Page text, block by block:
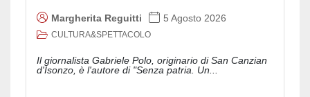
Margherita Reguitti 5 Agosto 2026
CULTURA&SPETTACOLO
Il giornalista Gabriele Polo, originario di San Canzian
d'Isonzo, è l'autore di "Senza patria. Un...